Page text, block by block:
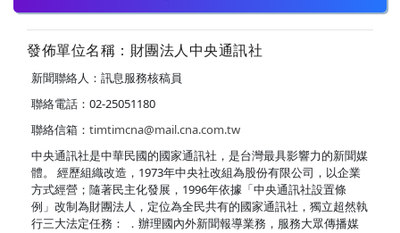
發佈單位名稱：財團法人中央通訊社
新聞聯絡人：訊息服務核稿員
聯絡電話：02-25051180
聯絡信箱： timtimcna@mail.cna.com.tw
中央通訊社是中華民國的國家通訊社，是台灣最具影響力的新聞媒
體。 經歷組織改造，1973年中央社改組為股份有限公司，以企業
方式經營；隨著民主化發展，1996年依據「中央通訊社設置條
例」改制為財團法人，定位為全民共有的國家通訊社，獨立超然執
行三大法定任務： ．辦理國內外新聞報導業務，服務大眾傳播媒